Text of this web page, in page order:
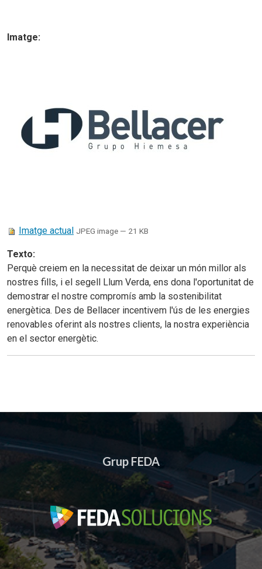
Imatge:
Imatge actual JPEG image — 21 KB
Texto:
Perquè creiem en la necessitat de deixar un món millor als
nostres fills, i el segell Llum Verda, ens dona l'oportunitat de
demostrar el nostre compromís amb la sostenibilitat
energètica. Des de Bellacer incentivem l'ús de les energies
renovables oferint als nostres clients, la nostra experiència
en el sector energètic.
Grup FEDA